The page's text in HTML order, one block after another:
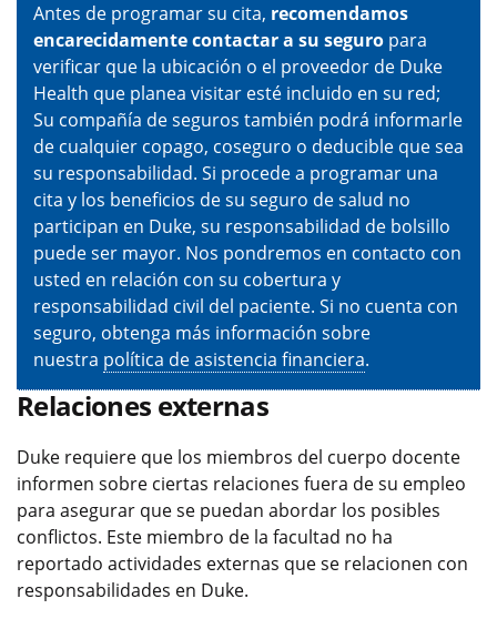
Antes de programar su cita, recomendamos
encarecidamente contactar a su seguro para
verificar que la ubicación o el proveedor de Duke
Health que planea visitar esté incluido en su red;
Su compañía de seguros también podrá informarle
de cualquier copago, coseguro o deducible que sea
su responsabilidad. Si procede a programar una
cita y los beneficios de su seguro de salud no
participan en Duke, su responsabilidad de bolsillo
puede ser mayor. Nos pondremos en contacto con
usted en relación con su cobertura y
responsabilidad civil del paciente. Si no cuenta con
seguro, obtenga más información sobre
nuestra política de asistencia financiera.
Relaciones externas
Duke requiere que los miembros del cuerpo docente
informen sobre ciertas relaciones fuera de su empleo
para asegurar que se puedan abordar los posibles
conflictos. Este miembro de la facultad no ha
reportado actividades externas que se relacionen con
responsabilidades en Duke.